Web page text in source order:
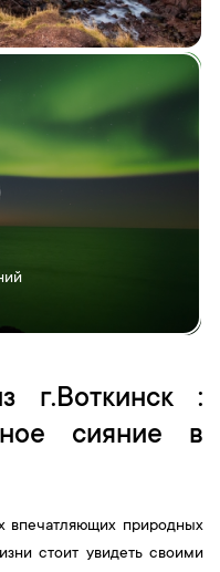
г.Воткинск :
сияние в
природных
стоит увидеть своими